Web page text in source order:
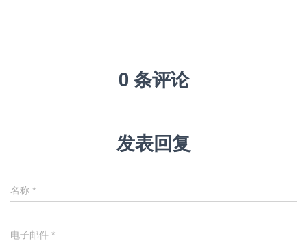
0 条评论
发表回复
名称 *
电子邮件 *